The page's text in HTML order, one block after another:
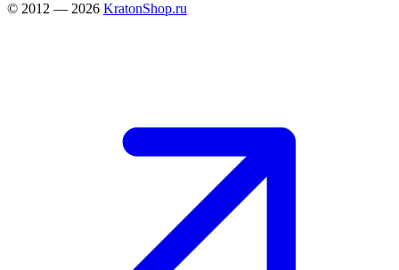
© 2012 — 2026 KratonShop.ru